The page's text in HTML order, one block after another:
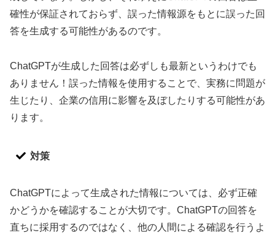
確性が保証されておらず、誤った情報源をもとに誤った回
答を生成する可能性があるのです。
ChatGPTが生成した回答は必ずしも最新というわけでも
ありません！誤った情報を使用することで、実務に問題が
生じたり、企業の信用に影響を及ぼしたりする可能性があ
ります。
対策
ChatGPTによって生成された情報については、必ず正確
かどうかを確認することが大切です。ChatGPTの回答を
直ちに採用するのではなく、他の人間による確認を行うよ